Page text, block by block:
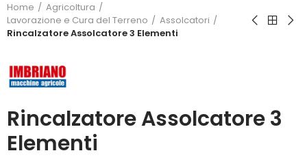
Home
Agricoltura
Lavorazione e Cura del Terreno
Assolcatori
Rincalzatore Assolcatore 3 Elementi
Rincalzatore Assolcatore 3
Elementi